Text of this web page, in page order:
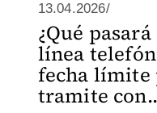
13.04.2026/
¿Qué
línea
fecha límite
tramite